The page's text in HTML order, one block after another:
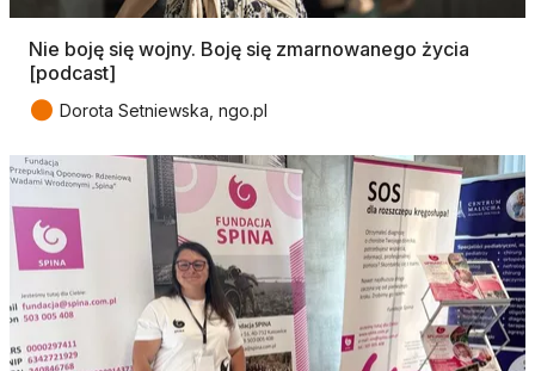
Nie boję się wojny. Boję się zmarnowanego życia
[podcast]
● Dorota Setniewska, ngo.pl